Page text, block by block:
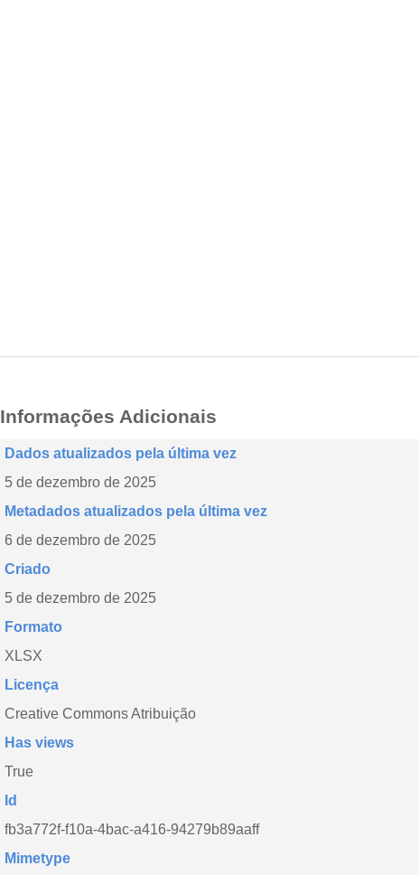
Informações Adicionais
Dados atualizados pela última vez
5 de dezembro de 2025
Metadados atualizados pela última vez
6 de dezembro de 2025
Criado
5 de dezembro de 2025
Formato
XLSX
Licença
Creative Commons Atribuição
Has views
True
Id
fb3a772f-f10a-4bac-a416-94279b89aaff
Mimetype